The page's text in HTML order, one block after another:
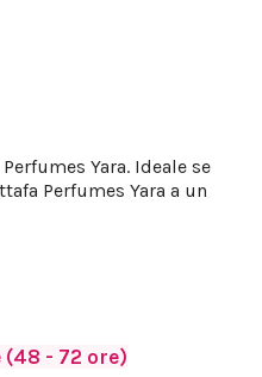
Yara. Ideale se
Perfumes Yara a un
- 72 ore)